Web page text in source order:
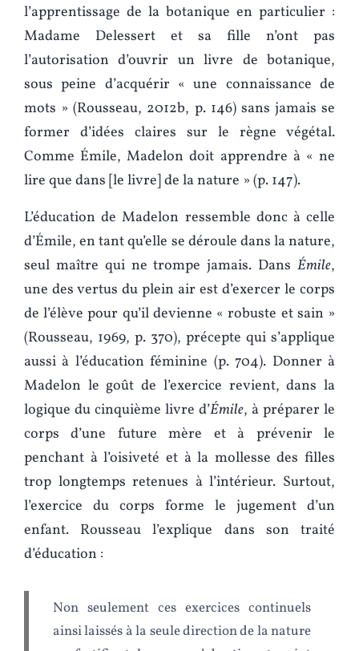
l’apprentissage de la botanique en particulier :
Madame Delessert et sa fille n’ont pas
l’autorisation d’ouvrir un livre de botanique,
sous peine d’acquérir « une connaissance de
mots » (Rousseau, 2012b, p. 146) sans jamais se
former d’idées claires sur le règne végétal.
Comme Émile, Madelon doit apprendre à « ne
lire que dans [le livre] de la nature » (p. 147).
L’éducation de Madelon ressemble donc à celle
d’Émile, en tant qu’elle se déroule dans la nature,
seul maître qui ne trompe jamais. Dans Émile,
une des vertus du plein air est d’exercer le corps
de l’élève pour qu’il devienne « robuste et sain »
(Rousseau, 1969, p. 370), précepte qui s’applique
aussi à l’éducation féminine (p. 704). Donner à
Madelon le goût de l’exercice revient, dans la
logique du cinquième livre d’Émile, à préparer le
corps d’une future mère et à prévenir le
penchant à l’oisiveté et à la mollesse des filles
trop longtemps retenues à l’intérieur. Surtout,
l’exercice du corps forme le jugement d’un
enfant. Rousseau l’explique dans son traité
d’éducation :
Non seulement ces exercices continuels
ainsi laissés à la seule direction de la nature